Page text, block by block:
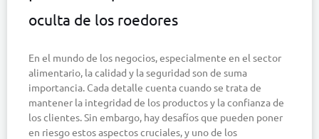
oculta de los roedores
En el mundo de los negocios, especialmente en el sector
alimentario, la calidad y la seguridad son de suma
importancia. Cada detalle cuenta cuando se trata de
mantener la integridad de los productos y la confianza de
los clientes. Sin embargo, hay desafíos que pueden poner
en riesgo estos aspectos cruciales, y uno de los